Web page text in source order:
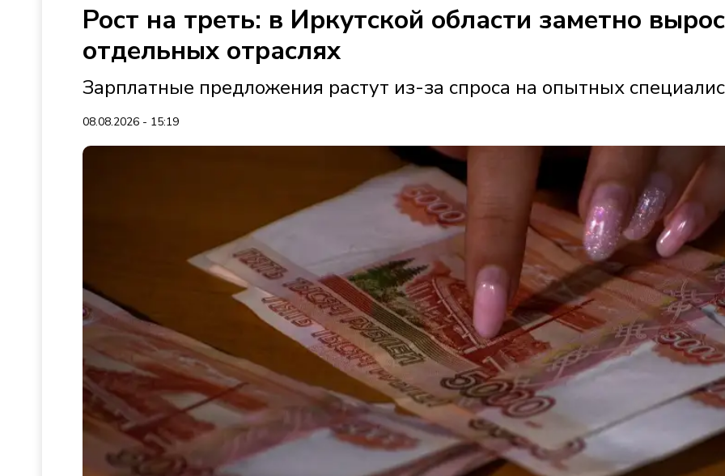
Рост на треть: в Иркутской области заметно
отдельных отраслях
Зарплатные предложения растут из-за спроса на опытных
08.08.2026 - 15:19